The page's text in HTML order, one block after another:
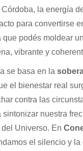
la energía
para convertirse
que podés moldear
vibrante y
se basa en la
el bienestar real
contra las
sintonizar nuestra
Universo. En
el silencio y la